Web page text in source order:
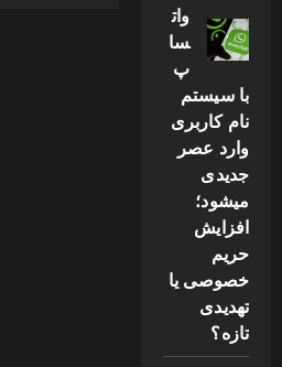
وات
سا
پ
با سیستم
نام کاربری
وارد عصر
جدیدی
میشود؛
افزایش
حریم
خصوصی یا
تهدیدی
تازه؟